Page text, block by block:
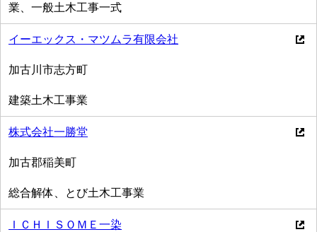
業、一般土木工事一式
イーエックス・マツムラ有限会社
加古川市志方町
建築土木工事業
株式会社一勝堂
加古郡稲美町
総合解体、とび土木工事業
ＩＣＨＩＳＯＭＥ一染